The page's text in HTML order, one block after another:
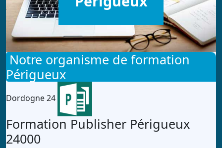
Notre organisme de formation
Périgueux
Dordogne 24
Formation Publisher Périgueux
24000